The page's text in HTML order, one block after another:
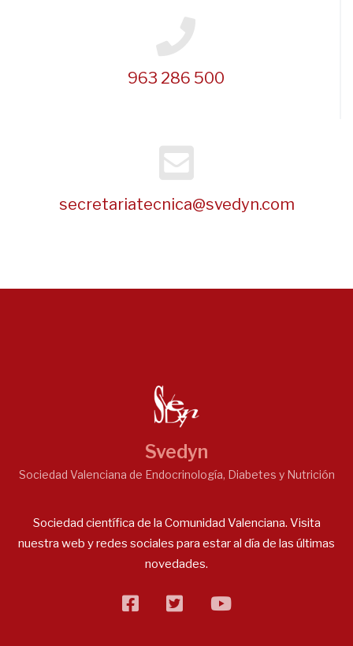
963 286 500
secretariatecnica@svedyn.com
Svedyn
Sociedad Valenciana de Endocrinología, Diabetes y Nutrición
Sociedad científica de la Comunidad Valenciana. Visita
nuestra web y redes sociales para estar al día de las últimas
novedades.
facebooktwitterflickr